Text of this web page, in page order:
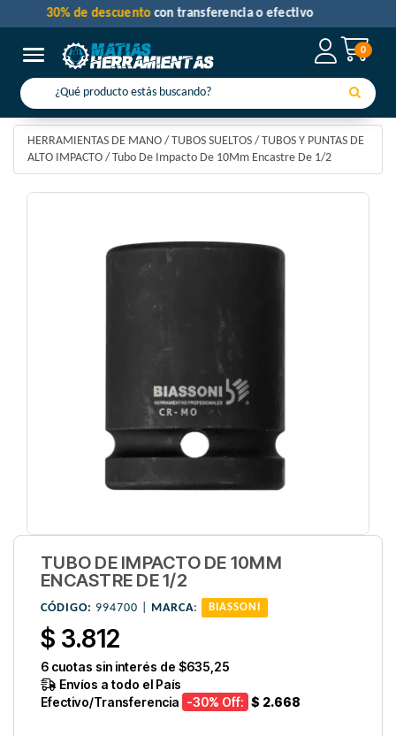
0
Toggle navigation
30% de descuentocon transferencia o efectivo
HERRAMIENTAS DE MANO / TUBOS SUELTOS / TUBOS Y PUNTAS DE
ALTO IMPACTO / Tubo De Impacto De 10Mm Encastre De 1/2
TUBO DE IMPACTO DE 10MM
ENCASTRE DE 1/2
CÓDIGO: 994700 | MARCA: BIASSONI
$ 3.812
6 cuotas sin interés de $635,25
Envíos a todo el País
Efectivo/Transferencia -30% Off: $ 2.668